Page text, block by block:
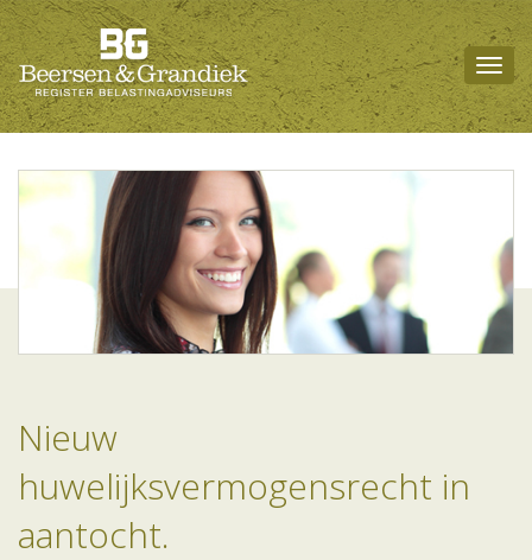
Nieuw
huwelijksvermogensrecht in
aantocht.